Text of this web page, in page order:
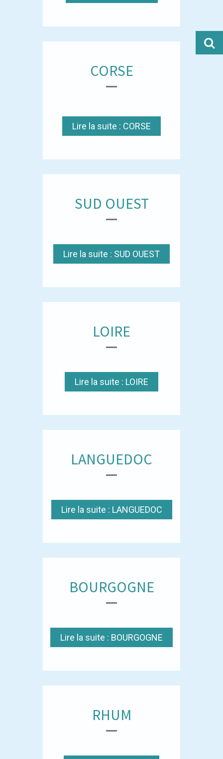
CORSE
Lire la suite : CORSE
SUD OUEST
Lire la suite : SUD OUEST
LOIRE
Lire la suite : LOIRE
LANGUEDOC
Lire la suite : LANGUEDOC
BOURGOGNE
Lire la suite : BOURGOGNE
RHUM